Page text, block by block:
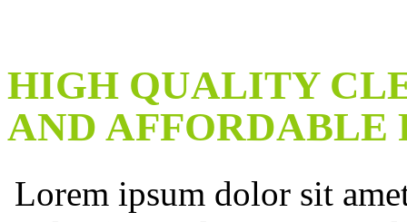
HIGH QUALITY
AND AFFORDABLE
Lorem ipsum dolor sit